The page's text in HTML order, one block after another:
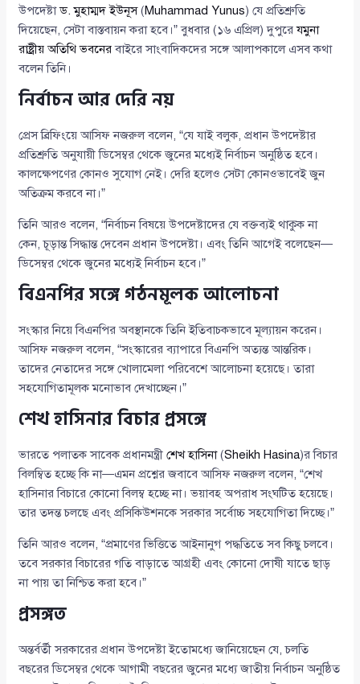
উপদেষ্টাড. মুহাম্মদ ইউনূস(Muhammad Yunus) যে প্রতিশ্রুতি
দিয়েছেন, সেটা বাস্তবায়ন করা হবে।” বুধবার (১৬ এপ্রিল) দুপুরেযমুনা
রাষ্ট্রীয় অতিথি ভবনেরবাইরে সাংবাদিকদের সঙ্গে আলাপকালে এসব কথা
বলেন তিনি।
নির্বাচন আর দেরি নয়
প্রেস ব্রিফিংয়ে আসিফ নজরুল বলেন, “যে যাই বলুক, প্রধান উপদেষ্টার
প্রতিশ্রুতি অনুযায়ী ডিসেম্বর থেকে জুনের মধ্যেই নির্বাচন অনুষ্ঠিত হবে।
কালক্ষেপণের কোনও সুযোগ নেই। দেরি হলেও সেটা কোনওভাবেই জুন
অতিক্রম করবে না।”
তিনি আরও বলেন, “নির্বাচন বিষয়ে উপদেষ্টাদের যে বক্তব্যই থাকুক না
কেন, চূড়ান্ত সিদ্ধান্ত দেবেন প্রধান উপদেষ্টা। এবং তিনি আগেই বলেছেন—
ডিসেম্বর থেকে জুনের মধ্যেই নির্বাচন হবে।”
বিএনপির সঙ্গে গঠনমূলক আলোচনা
সংস্কার নিয়ে বিএনপির অবস্থানকে তিনি ইতিবাচকভাবে মূল্যায়ন করেন।
আসিফ নজরুল বলেন, “সংস্কারের ব্যাপারে বিএনপি অত্যন্ত আন্তরিক।
তাদের নেতাদের সঙ্গে খোলামেলা পরিবেশে আলোচনা হয়েছে। তারা
সহযোগিতামূলক মনোভাব দেখাচ্ছেন।”
শেখ হাসিনার বিচার প্রসঙ্গে
ভারতে পলাতক সাবেক প্রধানমন্ত্রীশেখ হাসিনা(Sheikh Hasina)র বিচার
বিলম্বিত হচ্ছে কি না—এমন প্রশ্নের জবাবে আসিফ নজরুল বলেন, “শেখ
হাসিনার বিচারে কোনো বিলম্ব হচ্ছে না। ভয়াবহ অপরাধ সংঘটিত হয়েছে।
তার তদন্ত চলছে এবং প্রসিকিউশনকে সরকার সর্বোচ্চ সহযোগিতা দিচ্ছে।”
তিনি আরও বলেন, “প্রমাণের ভিত্তিতে আইনানুগ পদ্ধতিতে সব কিছু চলবে।
তবে সরকার বিচারের গতি বাড়াতে আগ্রহী এবং কোনো দোষী যাতে ছাড়
না পায় তা নিশ্চিত করা হবে।”
প্রসঙ্গত
অন্তর্বর্তী সরকারের প্রধান উপদেষ্টা ইতোমধ্যে জানিয়েছেন যে, চলতি
বছরের ডিসেম্বর থেকে আগামী বছরের জুনের মধ্যে জাতীয় নির্বাচন অনুষ্ঠিত